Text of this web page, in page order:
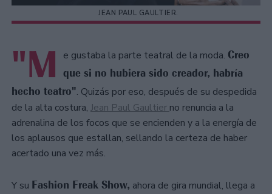
JEAN PAUL GAULTIER.
"M e gustaba la parte teatral de la moda. Creo
que si no hubiera sido creador, habría
hecho teatro". Quizás por eso, después de su despedida
de la alta costura, Jean Paul Gaultier no renuncia a la
adrenalina de los focos que se encienden y a la energía de
los aplausos que estallan, sellando la certeza de haber
acertado una vez más.
Y su Fashion Freak Show, ahora de gira mundial, llega a